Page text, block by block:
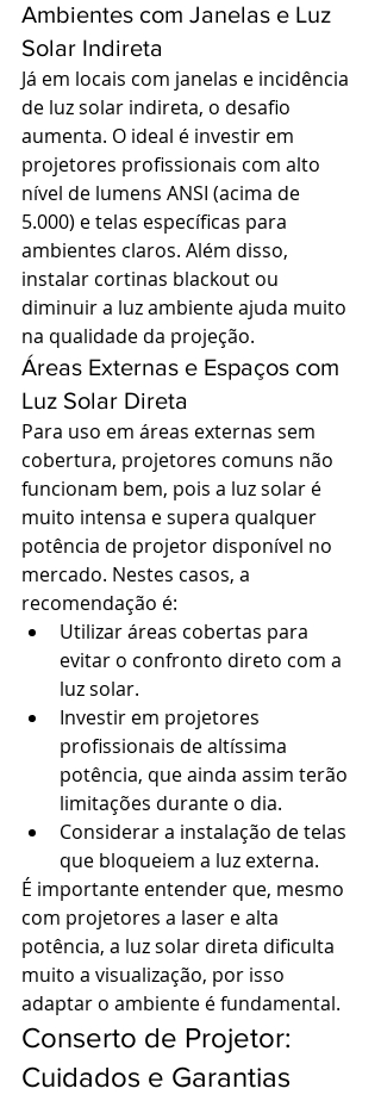
Ambientes com Janelas e Luz
Solar Indireta
Já em locais com janelas e incidência
de luz solar indireta, o desafio
aumenta. O ideal é investir em
projetores profissionais com alto
nível de lumens ANSI (acima de
5.000) e telas específicas para
ambientes claros. Além disso,
instalar cortinas blackout ou
diminuir a luz ambiente ajuda muito
na qualidade da projeção.
Áreas Externas e Espaços com
Luz Solar Direta
Para uso em áreas externas sem
cobertura, projetores comuns não
funcionam bem, pois a luz solar é
muito intensa e supera qualquer
potência de projetor disponível no
mercado. Nestes casos, a
recomendação é:
Utilizar áreas cobertas para
evitar o confronto direto com a
luz solar.
Investir em projetores
profissionais de altíssima
potência, que ainda assim terão
limitações durante o dia.
Considerar a instalação de telas
que bloqueiem a luz externa.
É importante entender que, mesmo
com projetores a laser e alta
potência, a luz solar direta dificulta
muito a visualização, por isso
adaptar o ambiente é fundamental.
Conserto de Projetor:
Cuidados e Garantias